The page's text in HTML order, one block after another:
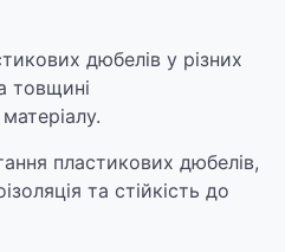
дюбелів у різних
товщині
пластикових дюбелів,
та стійкість до